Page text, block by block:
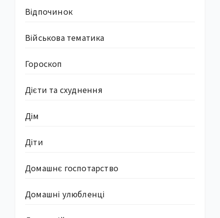
Відпочинок
Військова тематика
Гороскоп
Дієти та схуднення
Дім
Діти
Домашнє госпотарство
Домашні улюбленці